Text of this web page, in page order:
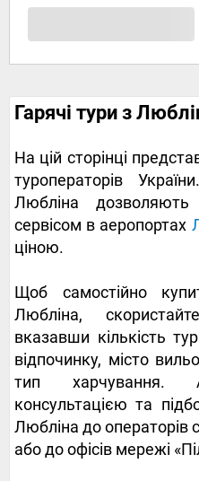
Гарячі тури з
На цій сторінці
туроператорів
Любліна дозволяють
сервісом в аеропортах
ціною.
Щоб самостійно
Любліна,
вказавши кількість
відпочинку, місто
тип харчування.
консультацією та
Любліна до операторів
або до офісів мережі